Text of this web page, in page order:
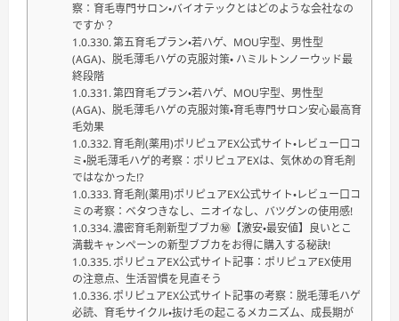
察：育毛専門サロン・バイオテックとはどのような会社なの
ですか？
第五育毛プラン・若ハゲ、MOU字型、男性型
(AGA)、脱毛薄毛ハゲの克服対策・ ハミルトンノーウッド最
終段階
第四育毛プラン・若ハゲ、MOU字型、男性型
(AGA)、脱毛薄毛ハゲの克服対策・育毛専門サロン安心最高育
毛効果
育毛剤(薬用)ポリピュアEX公式サイト・レビュー口コ
ミ・脱毛薄毛ハゲ的考察：ポリピュアEXは、気休めの育毛剤
ではなかった!?
育毛剤(薬用)ポリピュアEX公式サイト・レビュー口コ
ミの考察：ベタつきなし、ニオイなし、バツグンの使用感!
濃密育毛剤新型ブブカ㊙【激安・最安値】良いとこ
満載キャンペーンの新型ブブカをお得に購入する秘訣!
ポリピュアEX公式サイト記事：ポリピュアEX使用
の注意点、生活習慣を見直そう
ポリピュアEX公式サイト記事の考察：脱毛薄毛ハゲ
必読、育毛サイクル・抜け毛の起こるメカニズム、成長期が